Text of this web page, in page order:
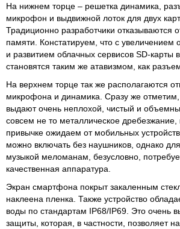
На нижнем торце – решетка динамика,
микрофон и выдвижной лоток для двух
Традиционно разработчики отказываются
памяти. Констатируем, что с увеличением
и развитием облачных сервисов SD-карты
становятся таким же атавизмом, как
На верхнем торце так же располагаются
микрофона и динамика. Сразу же отметим,
выдают очень неплохой, чистый и
совсем не то металлическое
привычке ожидаем от мобильных
можно включать без наушников, однако
музыкой меломанам, безусловно,
качественная аппаратура.
Экран смартфона покрыт закаленным
наклеена пленка. Также устройство
воды по стандартам IP68/IP69. Это очень
защиты, которая, в частности, позволяет